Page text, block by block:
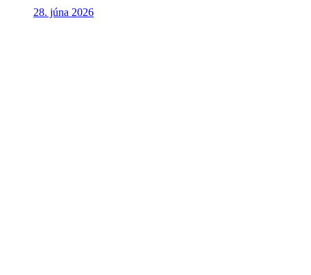
28. júna 2026